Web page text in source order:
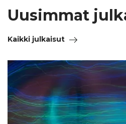
Uusimmat
Kaikki julkaisut